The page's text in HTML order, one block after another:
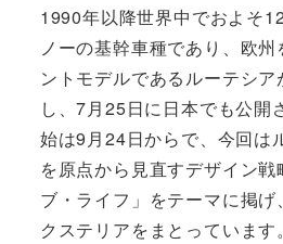
1990年以降世界中でおよそ
ノーの基幹車種であり、欧
ントモデルであるルーテシ
し、7月25日に日本でも公開
始は9月24日からで、今回は
を原点から見直すデザイン
ブ・ライフ」をテーマに掲
クステリアをまとっています。